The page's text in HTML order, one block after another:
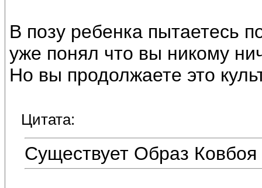
В позу ребенка пытаетесь
уже понял что вы никому
Но вы продолжаете это
Цитата:
Существует Образ Ковбоя